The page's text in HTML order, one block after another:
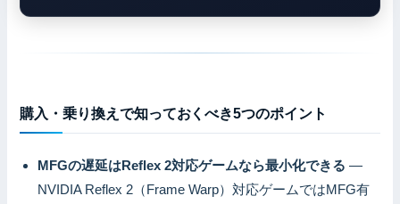
購入・乗り換えで知っておくべき5つのポイント
MFGの遅延はReflex 2対応ゲームなら最小化できる —
NVIDIA Reflex 2（Frame Warp）対応ゲームではMFG有